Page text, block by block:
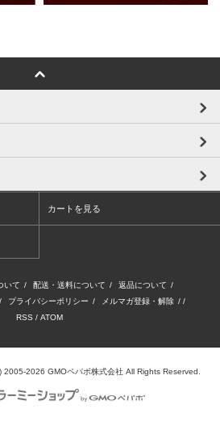
カートを見る
いて / 配送・送料について / 返品について /
/ プライバシーポリシー / メルマガ登録・解除 / /
RSS / ATOM
2005-2026 GMOペパボ株式会社 All Rights Reserved.